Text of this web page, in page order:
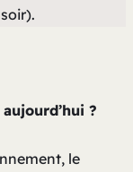
?
le